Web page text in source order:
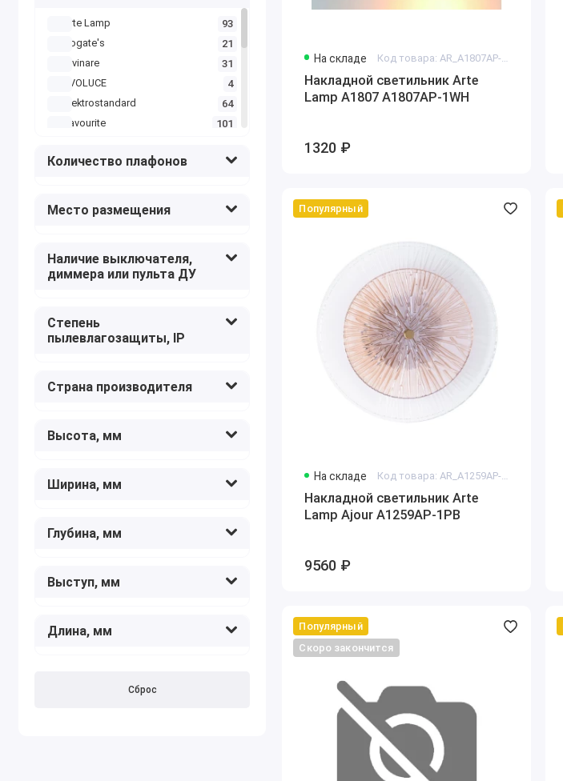
Arte Lamp
93
Bogate's
21
Divinare
31
EVOLUCE
4
Elektrostandard
64
Favourite
101
Kink Light
30
85
Novotech
6
Odeon Light
Sonex
1
Wertmark
Количество плафонов
Место размещения
Наличие выключателя,
диммера или пульта ДУ
Степень
пылевлагозащиты, IP
Страна производителя
Высота, мм
Ширина, мм
Глубина, мм
Выступ, мм
Длина, мм
Сброс
На складе Код товара: AR_A1807AP-1WH
Накладной светильник Arte
Lamp A1807 A1807AP-1WH
1320 ₽
Популярный
На складе Код товара: AR_A1259AP-1PB
Накладной светильник Arte
Lamp Ajour A1259AP-1PB
9560 ₽
Популярный
Скоро закончится